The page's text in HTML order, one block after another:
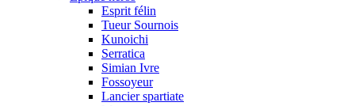
Esprit félin
Tueur Sournois
Kunoichi
Serratica
Simian Ivre
Fossoyeur
Lancier spartiate